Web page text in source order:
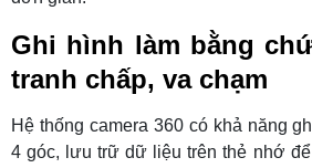
Ghi hình làm bằng
tranh chấp, va chạm
Hệ thống camera 360 có khả năng
4 góc, lưu trữ dữ liệu trên thẻ nhớ